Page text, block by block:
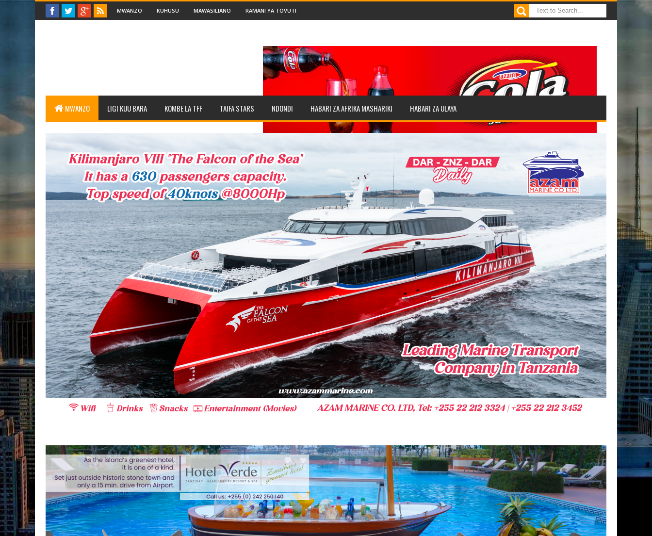
MWANZO KUHUSU MAWASILIANO RAMANI YA TOVUTI
MWANZO LIGI KUU BARA KOMBE LA TFF TAIFA STARS NDONDI HABARI ZA AFRIKA MASHARIKI HABARI ZA ULAYA